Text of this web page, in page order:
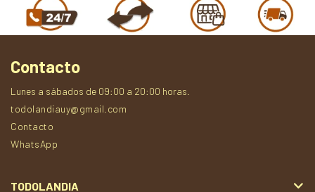
Contacto
Lunes a sábados de 09:00 a 20:00 horas.
todolandiauy@gmail.com
Contacto
WhatsApp
TODOLANDIA